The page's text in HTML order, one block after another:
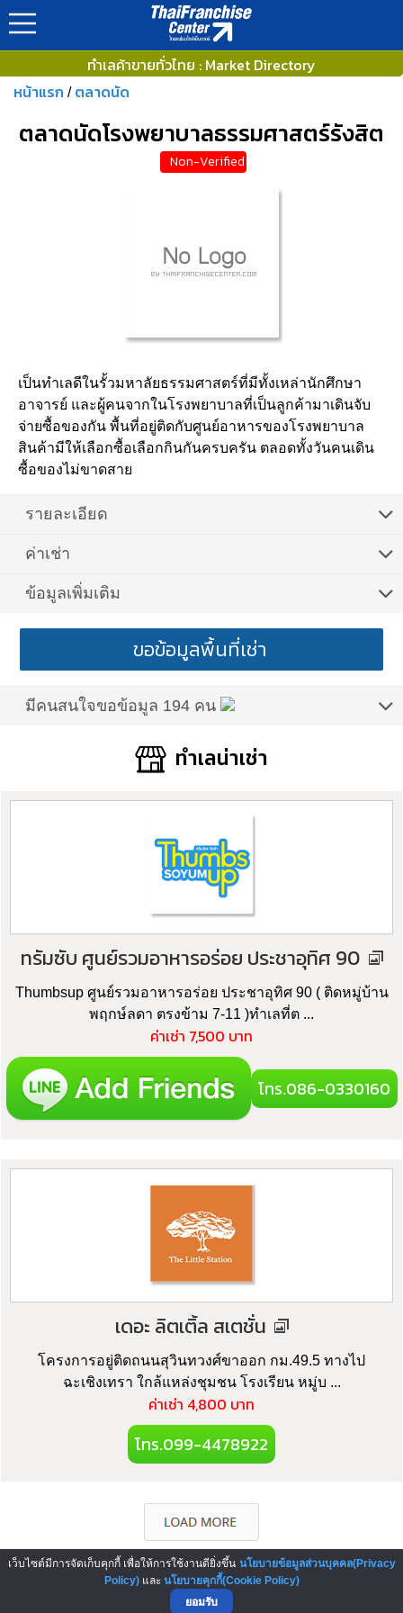
ทำเลค้าขายทั่วไทย : Market Directory
หน้าแรก / ตลาดนัด
ตลาดนัดโรงพยาบาลธรรมศาสตร์รังสิต
Non-Verified
เป็นทำเลดีในรั้วมหาลัยธรรมศาสตร์ที่มีทั้งเหล่านักศึกษา
อาจารย์ และผู้คนจากในโรงพยาบาลที่เป็นลูกค้ามาเดินจับ
จ่ายซื้อของกัน พื้นที่อยู่ติดกับศูนย์อาหารของโรงพยาบาล
สินค้ามีให้เลือกซื้อเลือกกินกันครบครัน ตลอดทั้งวันคนเดิน
ซื้อของไม่ขาดสาย
รายละเอียด
ค่าเช่า
ข้อมูลเพิ่มเติม
ขอข้อมูลพื้นที่เช่า
มีคนสนใจขอข้อมูล 194 คน
ทำเลน่าเช่า
ทรัมซับ ศูนย์รวมอาหารอร่อย ประชาอุทิศ 90
Thumbsup ศูนย์รวมอาหารอร่อย ประชาอุทิศ 90 ( ติดหมู่บ้าน
พฤกษ์ลดา ตรงข้าม 7-11 )ทำเลที่ต ...
ค่าเช่า 7,500 บาท
โทร.086-0330160
เดอะ ลิตเติ้ล สเตชั่น
โครงการอยู่ติดถนนสุวินทวงศ์ขาออก กม.49.5 ทางไป
ฉะเชิงเทรา ใกล้แหล่งชุมชน โรงเรียน หมู่บ ...
ค่าเช่า 4,800 บาท
โทร.099-4478922
▲ GO TO TOP
เว็บไซต์มีการจัดเก็บคุกกี้ เพื่อให้การใช้งานดียิ่งขึ้น นโยบายข้อมูลส่วนบุคคล(Privacy
Policy)และ นโยบายคุกกี้(Cookie Policy)
ยอมรับ